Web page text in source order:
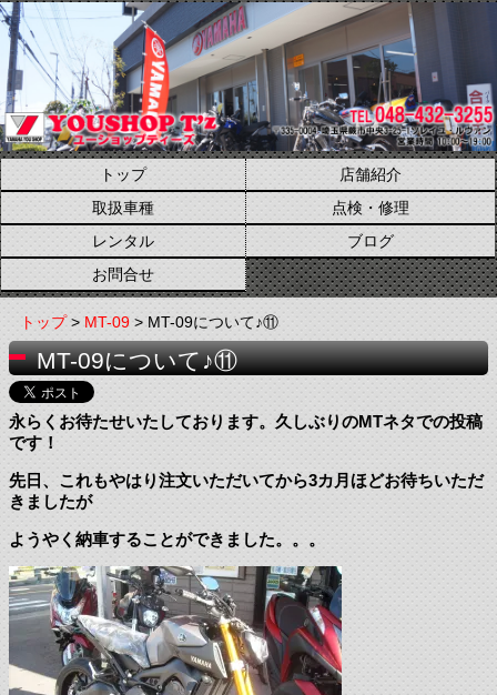
トップ
店舗紹介
取扱車種
点検・修理
レンタル
ブログ
お問合せ
トップ>MT-09> MT-09について♪⑪
MT-09について♪⑪
永らくお待たせいたしております。久しぶりのMTネタでの投稿
です！
先日、これもやはり注文いただいてから3カ月ほどお待ちいただ
きましたが
ようやく納車することができました。。。